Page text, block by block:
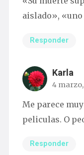
aislado»,
Responder
Karla
4 marzo,
Me parece
peliculas. O
Responder